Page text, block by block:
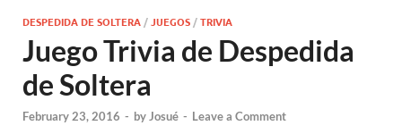
DESPEDIDA DE SOLTERA /JUEGOS /TRIVIA
Juego Trivia de Despedida
de Soltera
February 23, 2016 - byJosué - Leave a Comment